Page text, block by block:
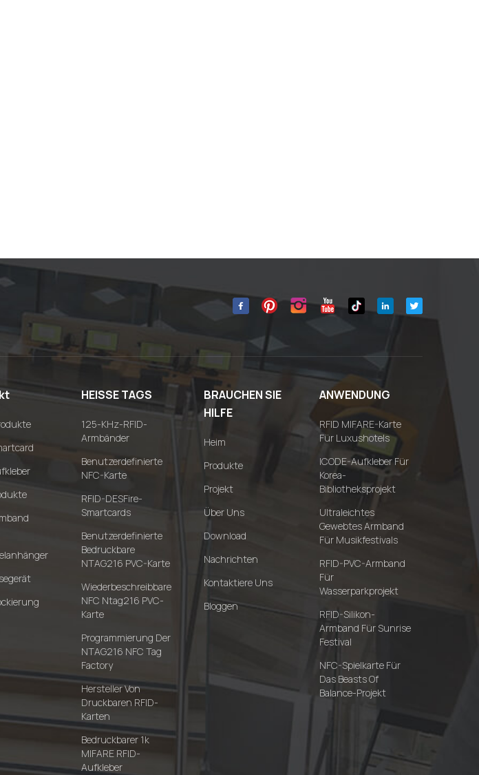
HEISSE TAGS
125-KHz-RFID-
Armbänder
Benutzerdefinierte
NFC-Karte
RFID-DESFire-
Smartcards
Benutzerdefinierte
Bedruckbare
NTAG216 PVC-Karte
Wiederbeschreibbare
NFC Ntag216 PVC-
Karte
Programmierung Der
NTAG216 NFC Tag
Factory
Hersteller Von
Druckbaren RFID-
Karten
Bedruckbarer 1k
MIFARE RFID-
Aufkleber
BRAUCHEN SIE
HILFE
Heim
Produkte
Projekt
Über Uns
Download
Nachrichten
Kontaktiere Uns
Bloggen
ANWENDUNG
RFID MIFARE-Karte
Für Luxushotels
ICODE-Aufkleber Für
Korea-
Bibliotheksprojekt
Ultraleichtes
Gewebtes Armband
Für Musikfestivals
RFID-PVC-Armband
Für
Wasserparkprojekt
RFID-Silikon-
Armband Für Sunrise
Festival
NFC-Spielkarte Für
Das Beasts Of
Balance-Projekt